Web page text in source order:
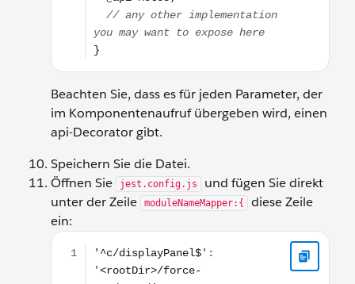
Beachten Sie, dass es für jeden Parameter, der
im Komponentenaufruf übergeben wird, einen
api-Decorator gibt.
Speichern Sie die Datei.
Öffnen Sie
jest.config.js
und fügen Sie direkt
unter der Zeile
moduleNameMapper:{
diese Zeile
ein:
'^c/displayPanel$': '<rootDir>/force-app/test/jest-